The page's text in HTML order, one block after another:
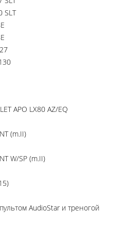
SLT
APO LX80 AZ/EQ
(m.II)
W/SP (m.II)
AudioStar и треногой